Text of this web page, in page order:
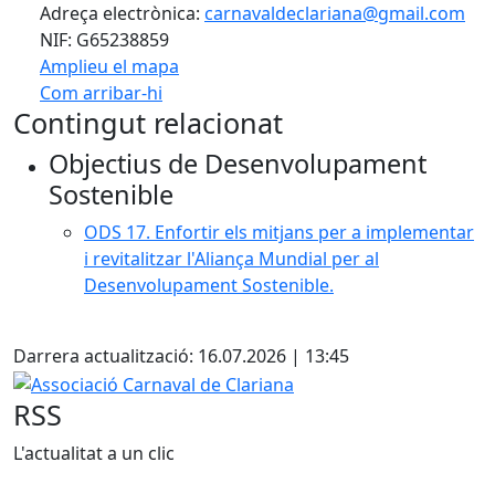
Adreça electrònica: carnavaldeclariana@gmail.com
NIF: G65238859
Amplieu el mapa
Com arribar-hi
+
−
Contingut relacionat
Objectius de Desenvolupament
Sostenible
ODS 17. Enfortir els mitjans per a implementar
i revitalitzar l'Aliança Mundial per al
Desenvolupament Sostenible.
Darrera actualització: 16.07.2026 | 13:45
Associació Carnaval de Clariana
RSS
L'actualitat a un clic